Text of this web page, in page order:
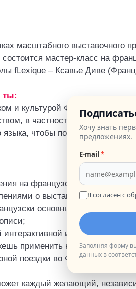
масштабного выставочного
мастер-класс на
fLexique – Ксавье Диве
ты:
и культурой Франции;
в частности, работами
чтобы поддержать
на французском языке,
о выставке;
основные вопросы о
игре по
применить на практике
поездки во Францию.
каждый желающий,
Хочу знать
предложениях.
E‑mail *
Я согласен с
Заполняя форму
данных в